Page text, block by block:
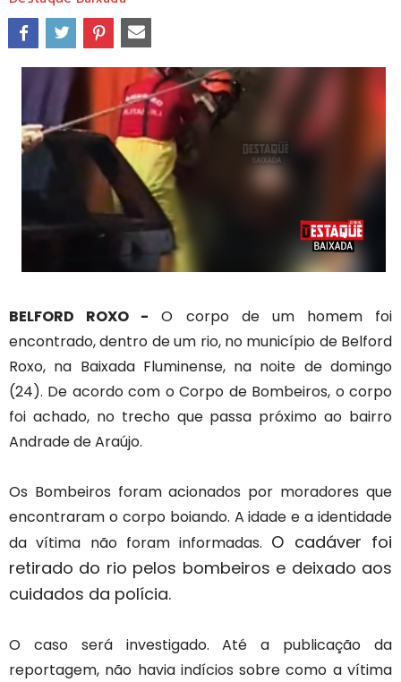
BELFORD ROXO - O corpo de um homem foi
encontrado, dentro de um rio, no município de Belford
Roxo, na Baixada Fluminense, na noite de domingo
(24). De acordo com o Corpo de Bombeiros, o corpo
foi achado, no trecho que passa próximo ao bairro
Andrade de Araújo.
Os Bombeiros foram acionados por moradores que
encontraram o corpo boiando. A idade e a identidade
da vítima não foram informadas. O cadáver foi
retirado do rio pelos bombeiros e deixado aos
cuidados da polícia.
O caso será investigado. Até a publicação da
reportagem, não havia indícios sobre como a vítima